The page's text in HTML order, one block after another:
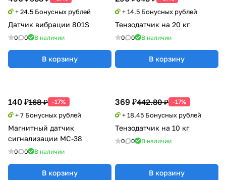
+ 24.5 Бонусных рублей
Датчик вибрации 801S
0 0 В наличии
В корзину
+ 14.5 Бонусных рублей
Тензодатчик на 20 кг
0 0 В наличии
В корзину
140 ₽168 ₽ -17%
+ 7 Бонусных рублей
Магнитный датчик
сигнализации МС-38
0 0 В наличии
В корзину
369 ₽442.80 ₽ -17%
+ 18.45 Бонусных рублей
Тензодатчик на 10 кг
0 0 В наличии
В корзину